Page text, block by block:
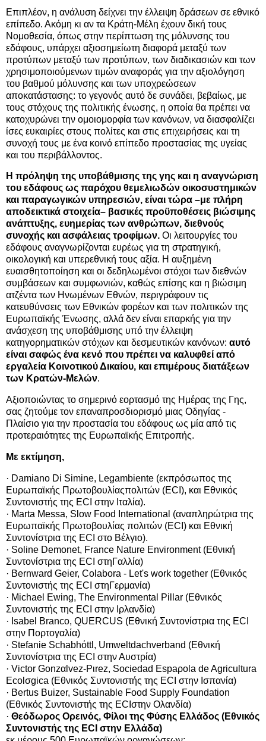
Επιπλέον, η ανάλυση δείχνει την έλλειψη δράσεων σε εθνικό
επίπεδο. Ακόμη κι αν τα Κράτη-Μέλη έχουν δική τους
Νομοθεσία, όπως στην περίπτωση της μόλυνσης του
εδάφους, υπάρχει αξιοσημείωτη διαφορά μεταξύ των
προτύπων μεταξύ των προτύπων, των διαδικασιών και των
χρησιμοποιούμενων τιμών αναφοράς για την αξιολόγηση
του βαθμού μόλυνσης και των υποχρεώσεων
αποκατάστασης: το γεγονός αυτό δε συνάδει, βεβαίως, με
τους στόχους της πολιτικής ένωσης, η οποία θα πρέπει να
κατοχυρώνει την ομοιομορφία των κανόνων, να διασφαλίζει
ίσες ευκαιρίες στους πολίτες και στις επιχειρήσεις και τη
συνοχή τους με ένα κοινό επίπεδο προστασίας της υγείας
και του περιβάλλοντος.
Η πρόληψη της υποβάθμισης της γης και η αναγνώριση
του εδάφους ως παρόχου θεμελιωδών οικοσυστημικών
και παραγωγικών υπηρεσιών, είναι τώρα –με πλήρη
αποδεικτικά στοιχεία– βασικές προϋποθέσεις βιώσιμης
ανάπτυξης, ευημερίας των ανθρώπων, διεθνούς
συνοχής και ασφάλειας τροφίμων. Οι λειτουργίες του
εδάφους αναγνωρίζονται ευρέως για τη στρατηγική,
οικολογική και υπερεθνική τους αξία. Η αυξημένη
ευαισθητοποίηση και οι δεδηλωμένοι στόχοι των διεθνών
συμβάσεων και συμφωνιών, καθώς επίσης και η βιώσιμη
ατζέντα των Ηνωμένων Εθνών, περιγράφουν τις
κατευθύνσεις των Εθνικών φορέων και των πολιτικών της
Ευρωπαϊκής Ένωσης, αλλά δεν είναι επαρκής για την
ανάσχεση της υποβάθμισης υπό την έλλειψη
κατηγορηματικών στόχων και δεσμευτικών κανόνων: αυτό
είναι σαφώς ένα κενό που πρέπει να καλυφθεί από
εργαλεία Κοινοτικού Δικαίου, και επιμέρους διατάξεων
των Κρατών-Μελών.
Αξιοποιώντας το σημερινό εορτασμό της Ημέρας της Γης,
σας ζητούμε τον επαναπροσδιορισμό μιας Οδηγίας -
Πλαίσιο για την προστασία του εδάφους ως μία από τις
προτεραιότητες της Ευρωπαϊκής Επιτροπής.
Με εκτίμηση,
· Damiano Di Simine, Legambiente (εκπρόσωπος της
Ευρωπαϊκής Πρωτοβουλίαςπολιτών (ECI), και Εθνικός
Συντονιστής της ECI στην Ιταλία).
· Marta Messa, Slow Food International (αναπληρώτρια της
Ευρωπαϊκής Πρωτοβουλίας πολιτών (ECI) και Εθνική
Συντονίστρια της ECI στο Βέλγιο).
· Soline Demonet, France Nature Environment (Εθνική
Συντονίστρια της ECI στηΓαλλία)
· Bernward Geier, Colabora - Let's work together (Εθνικός
Συντονιστής της ECI στηΓερμανία)
· Michael Ewing, The Environmental Pillar (Εθνικός
Συντονιστής της ECI στην Ιρλανδία)
· Isabel Branco, QUERCUS (Εθνική Συντονίστρια της ECI
στην Πορτογαλία)
· Stefanie Schabhόttl, Umweltdachverband (Εθνική
Συντονίστρια της ECI στην Αυστρία)
· Victor Gonzαlvez-Pιrez, Sociedad Espaρola de Agricultura
Ecolσgica (Εθνικός Συντονιστής της ECI στην Ισπανία)
· Bertus Buizer, Sustainable Food Supply Foundation
(Εθνικός Συντονιστής της ECIστην Ολανδία)
· Θεόδωρος Ορεινός, Φίλοι της Φύσης Ελλάδος (Εθνικός
Συντονιστής της ECI στην Ελλάδα)